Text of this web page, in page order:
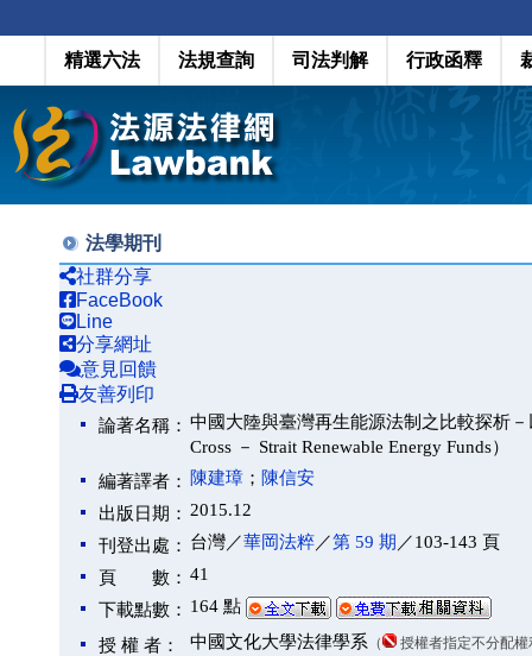
精選六法 法規查詢 司法判解 行政函釋
法學期刊
社群分享
FaceBook
Line
分享網址
意見回饋
友善列印
論著名稱： 中國大陸與臺灣再生能源法制之比較探析
Cross － Strait Renewable Energy Funds）
編著譯者：
陳建璋 ； 陳信安
出版日期： 2015.12
刊登出處： 台灣／華岡法粹／第 59 期 ／103-143 頁
頁 數： 41
下載點數： 164 點
授 權 者： 中國文化大學法律學系 （ 授權者指定不分配